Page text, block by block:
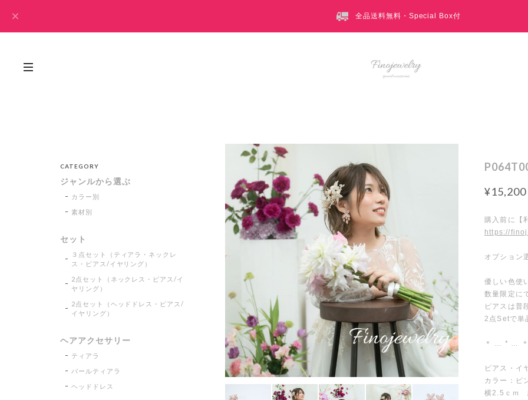
全品送料無料・Special Box付
¥15,200
購入前に【
https://
オプション
優しい色使
数量限定に
ピアスは普
2点Setで単
＊ … * …
ピアス・イ
カラー：ピ
横2.5ｃｍ
CATEGORY
ジャンルから選ぶ
カラー別
素材別
セット
３点セット（ティアラ・ネックレ
ス・ピアス/イヤリング）
2点セット（ネックレス・ピアス/イ
ヤリング）
2点セット（ヘッドドレス・ピアス/
イヤリング）
ヘアアクセサリー
ティアラ
パールティアラ
ヘッドドレス